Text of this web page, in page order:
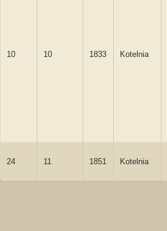
10 10 1833 Kotelnia
24 11 1851 Kotelnia